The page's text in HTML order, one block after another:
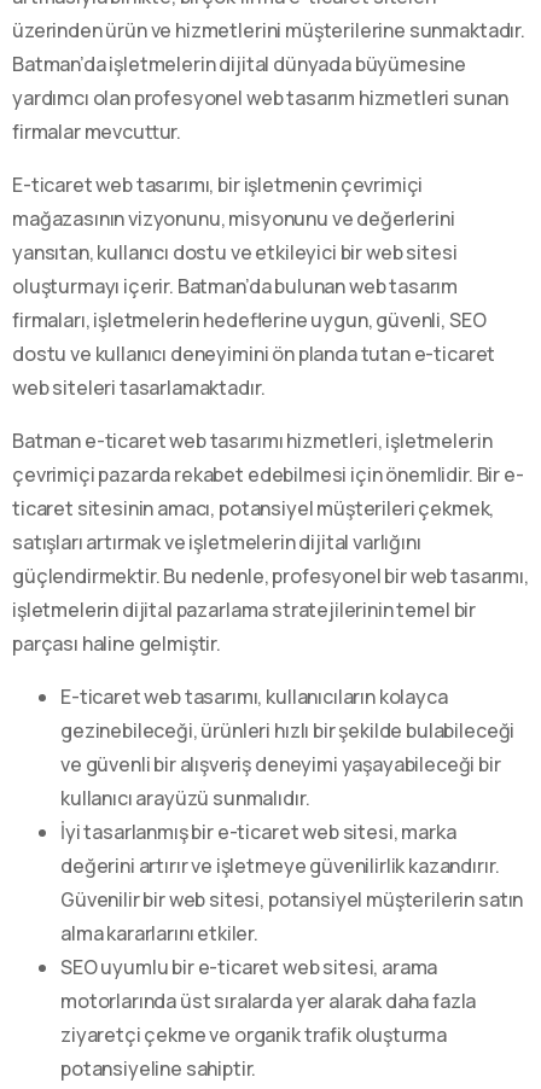
üzerinden ürün ve hizmetlerini müşterilerine sunmaktadır.
Batman’da işletmelerin dijital dünyada büyümesine
yardımcı olan profesyonel web tasarım hizmetleri sunan
firmalar mevcuttur.
E-ticaret web tasarımı, bir işletmenin çevrimiçi
mağazasının vizyonunu, misyonunu ve değerlerini
yansıtan, kullanıcı dostu ve etkileyici bir web sitesi
oluşturmayı içerir. Batman’da bulunan web tasarım
firmaları, işletmelerin hedeflerine uygun, güvenli, SEO
dostu ve kullanıcı deneyimini ön planda tutan e-ticaret
web siteleri tasarlamaktadır.
Batman e-ticaret web tasarımı hizmetleri, işletmelerin
çevrimiçi pazarda rekabet edebilmesi için önemlidir. Bir e-
ticaret sitesinin amacı, potansiyel müşterileri çekmek,
satışları artırmak ve işletmelerin dijital varlığını
güçlendirmektir. Bu nedenle, profesyonel bir web tasarımı,
işletmelerin dijital pazarlama stratejilerinin temel bir
parçası haline gelmiştir.
E-ticaret web tasarımı, kullanıcıların kolayca
gezinebileceği, ürünleri hızlı bir şekilde bulabileceği
ve güvenli bir alışveriş deneyimi yaşayabileceği bir
kullanıcı arayüzü sunmalıdır.
İyi tasarlanmış bir e-ticaret web sitesi, marka
değerini artırır ve işletmeye güvenilirlik kazandırır.
Güvenilir bir web sitesi, potansiyel müşterilerin satın
alma kararlarını etkiler.
SEO uyumlu bir e-ticaret web sitesi, arama
motorlarında üst sıralarda yer alarak daha fazla
ziyaretçi çekme ve organik trafik oluşturma
potansiyeline sahiptir.